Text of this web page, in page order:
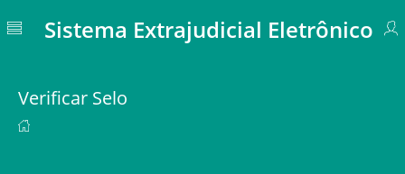
Sistema Extrajudicial Eletrônico
Verificar Selo